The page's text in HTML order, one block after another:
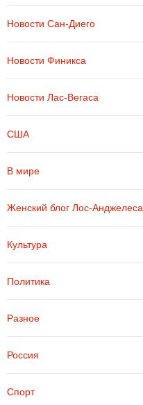
Новости Сан-Диего
Новости Финикса
Новости Лас-Вегаса
США
В мире
Женский блог Лос-Анджелеса
Культура
Политика
Разное
Россия
Спорт